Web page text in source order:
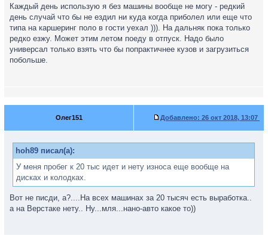
Каждый день использую я без машины вообще не могу - редкий
день случай что бы не ездил ни куда когда приболел или еще что
типа на каршеринг поло в гости уехал ))). На дальняк пока только
редко езжу. Может этим летом поеду в отпуск. Надо было
универсал только взять что бы попрактичнее кузов и загрузиться
побольше.
Олег151 Добавлено: 26 окт 2018, 13:07
hoh89 писал(а):
У меня пробег к 20 тыс идет и нету износа еще вообще на
дисках и колодках.
Вот не писди, а?....На всех машинах за 20 тысяч есть выработка..
а на Верстаке нету.. Ну...мля...нано-авто какое то))